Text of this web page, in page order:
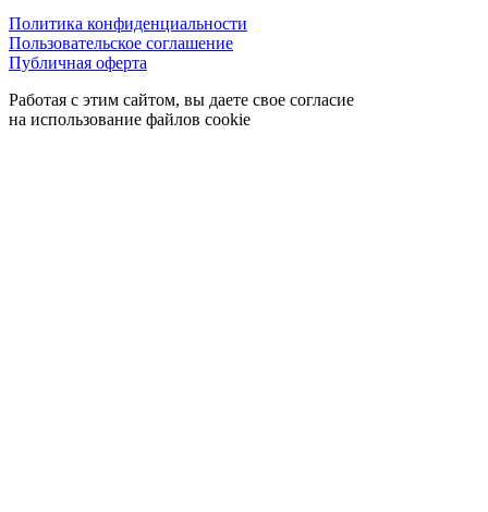
Политика конфиденциальности
Пользовательское соглашение
Публичная оферта
Работая с этим сайтом, вы даете свое согласие
на использование файлов cookie